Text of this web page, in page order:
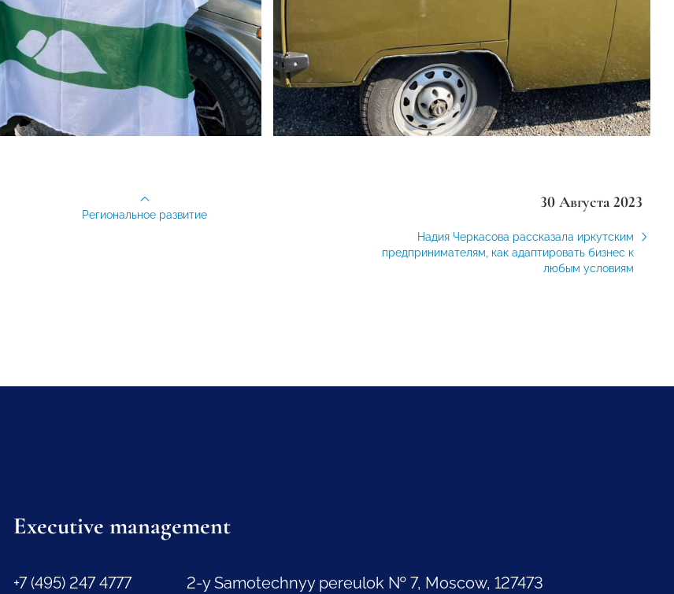
30 Августа 2023
Надия Черкасова рассказала иркутским
предпринимателям, как адаптировать бизнес к
любым условиям
Региональное развитие
Executive management
+7 (495) 247 4777
2-y Samotechnyy pereulok № 7, Moscow, 127473